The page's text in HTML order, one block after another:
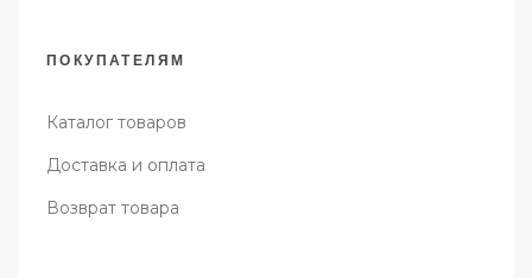
ПОКУПАТЕЛЯМ
Каталог товаров
Доставка и оплата
Возврат товара